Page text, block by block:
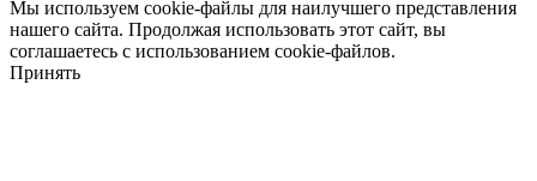
Мы используем cookie-файлы для наилучшего представления
нашего сайта. Продолжая использовать этот сайт, вы
соглашаетесь с использованием cookie-файлов.
Принять